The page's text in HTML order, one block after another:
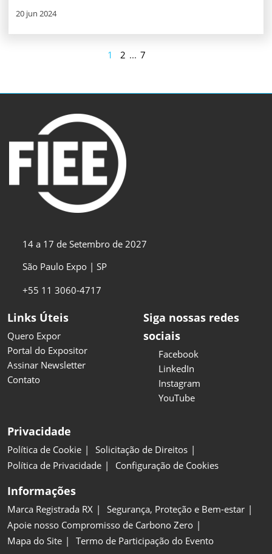
20 jun 2024
1 2 ... 7
14 a 17 de Setembro de 2027
São Paulo Expo | SP
+55 11 3060-4717
Links Úteis
Quero Expor
Portal do Expositor
Assinar Newsletter
Contato
Siga nossas redes
sociais
Facebook
LinkedIn
Instagram
YouTube
Privacidade
Política de Cookie
Solicitação de Direitos
Política de Privacidade
Configuração de Cookies
Informações
Marca Registrada RX
Segurança, Proteção e Bem-estar
Apoie nosso Compromisso de Carbono Zero
Mapa do Site
Termo de Participação do Evento